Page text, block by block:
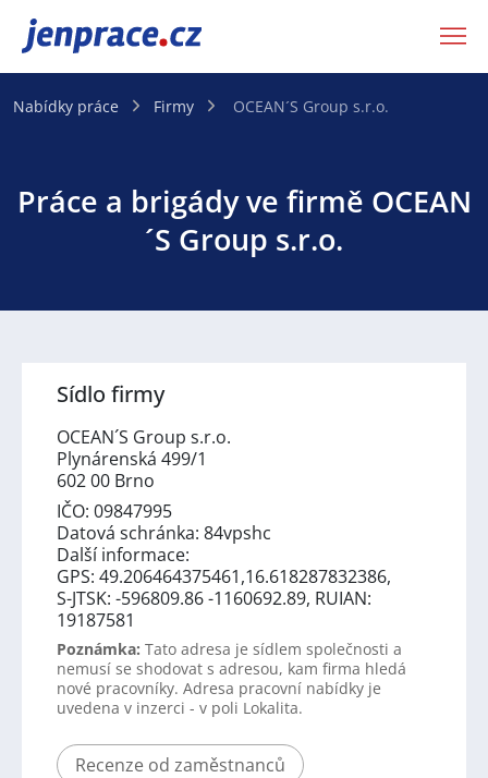
JenPráce.cz
Nabídky práce Firmy OCEAN´S Group s.r.o.
Práce a brigády ve firmě OCEAN
´S Group s.r.o.
Sídlo firmy
OCEAN´S Group s.r.o.
Plynárenská 499/1
602 00 Brno
IČO: 09847995
Datová schránka: 84vpshc
Další informace:
GPS: 49.206464375461,16.618287832386,
S-JTSK: -596809.86 -1160692.89, RUIAN:
19187581
Poznámka: Tato adresa je sídlem společnosti a
nemusí se shodovat s adresou, kam firma hledá
nové pracovníky. Adresa pracovní nabídky je
uvedena v inzerci - v poli Lokalita.
Recenze od zaměstnanců